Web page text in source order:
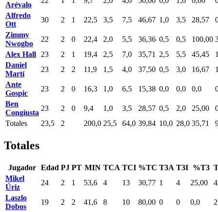
Arévalo
Alfredo
Ott
30 2 1 22,5 3,5 7,5 46,67 1,0 3,5 28,57
Zimmy
Nwogbo
22 2 0 22,4 2,0 5,5 36,36 0,5 0,5 100,00
Alex Hall
23 2 1 19,4 2,5 7,0 35,71 2,5 5,5 45,45
Daniel
Martí
23 2 2 11,9 1,5 4,0 37,50 0,5 3,0 16,67
Ante
Gospic
23 2 0 16,3 1,0 6,5 15,38 0,0 0,0 0,0
Ben
Congiusta
23 2 0 9,4 1,0 3,5 28,57 0,5 2,0 25,00
Totales
23,5 2 200,0 25,5 64,0 39,84 10,0 28,0 35,71
Totales
Jugador Edad PJ PT MIN TCA TCI %TC T3A T3I %T3
Mikel
Úriz
24 2 1 53,6 4 13 30,77 1 4 25,00
4
Laszlo
Dobos
19 2 2 41,6 8 10 80,00 0 0 0,0
2